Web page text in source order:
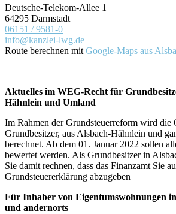
Deutsche-Telekom-Allee 1
64295 Darmstadt
06151 / 9581-0
info@kanzlei-lwg.de
Route berechnen mit Google-Maps aus
Aktuelles im WEG-Recht für
Hähnlein und Umland
Im Rahmen der Grundsteuerreform wird die
Grundbesitzer, aus Alsbach-Hähnlein und
berechnet. Ab dem 01. Januar 2022 sollen
bewertet werden. Als Grundbesitzer in
Sie damit rechnen, dass das Finanzamt Sie
Grundsteuererklärung abzugeben
Für Inhaber von Eigentumswohnungen
und andernorts